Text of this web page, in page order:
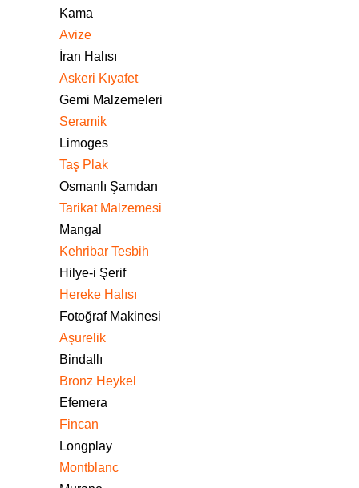
Kama
Avize
İran Halısı
Askeri Kıyafet
Gemi Malzemeleri
Seramik
Limoges
Taş Plak
Osmanlı Şamdan
Tarikat Malzemesi
Mangal
Kehribar Tesbih
Hilye-i Şerif
Hereke Halısı
Fotoğraf Makinesi
Aşurelik
Bindallı
Bronz Heykel
Efemera
Fincan
Longplay
Montblanc